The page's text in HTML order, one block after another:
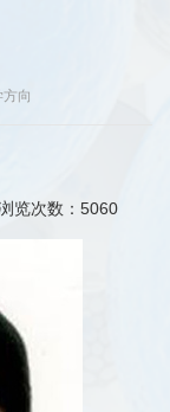
向
览次数： 5060